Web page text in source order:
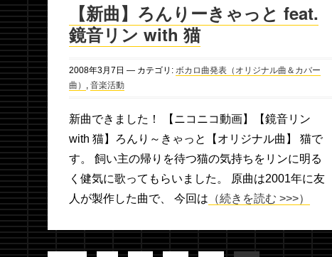
【新曲】ろんりーきゃっと feat.
鏡音リン with 猫
2008年3月 7日 — カテゴリ: ボカロ曲発表（オリジナル曲＆カバー
曲） , 音楽活動
新曲できました！ 【ニコニコ動画】【鏡音リン
with 猫】ろんり～きゃっと【オリジナル曲】 猫で
す。 飼い主の帰りを待つ猫の気持ちをリンに明る
く健気に歌ってもらいました。 原曲は2001年に友
人が製作した曲で、 今回は （続きを読む >>>）